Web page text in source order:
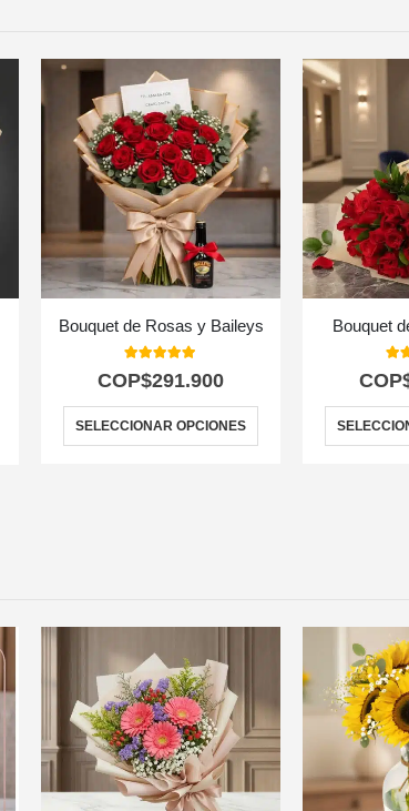
Bouquet de Rosas y Baileys
5.00
COP$291.900
SELECCIONAR OPCIONES
Bouquet
5.00